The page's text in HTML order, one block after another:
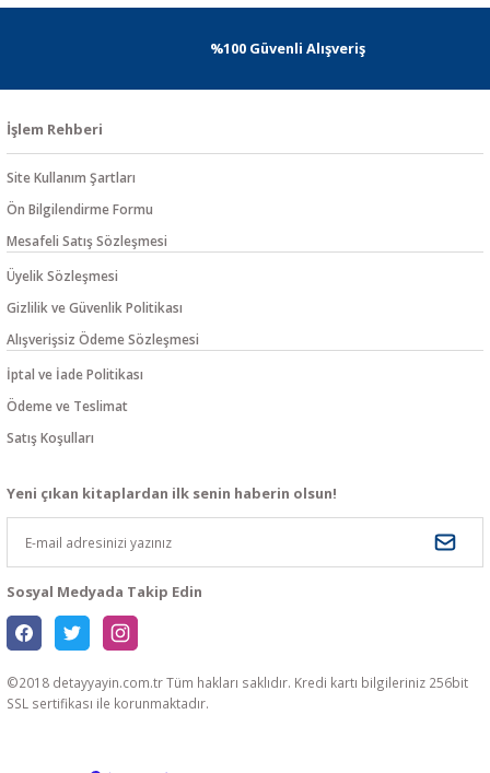
%100 Güvenli Alışveriş
İşlem Rehberi
Site Kullanım Şartları
Ön Bilgilendirme Formu
Mesafeli Satış Sözleşmesi
Üyelik Sözleşmesi
Gizlilik ve Güvenlik Politikası
Alışverişsiz Ödeme Sözleşmesi
İptal ve İade Politikası
Ödeme ve Teslimat
Satış Koşulları
Yeni çıkan kitaplardan ilk senin haberin olsun!
Sosyal Medyada Takip Edin
©2018 detayyayin.com.tr Tüm hakları saklıdır. Kredi kartı bilgileriniz 256bit
SSL sertifikası ile korunmaktadır.